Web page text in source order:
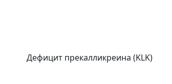
Дефицит прекалликреина (KLK)